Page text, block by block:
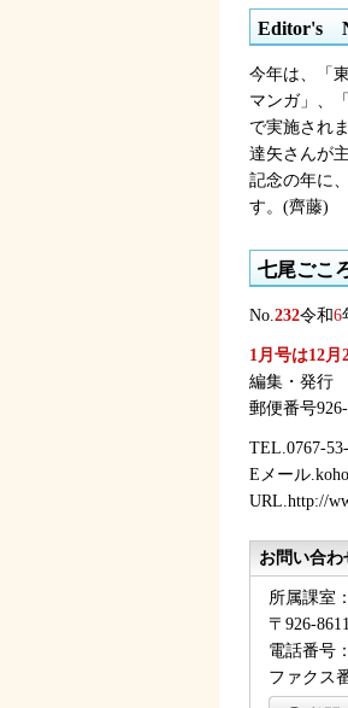
Editor's
今年は、「
マンガ」、
で実施され
達矢さんが
記念の年に
す。(齊藤)
七尾ごこ
No. 232令和6
1月号は12月
編集・発行
郵便番号926-
TEL.0767-
Eメール
URL.http://
お問い合わ
所属課室：
〒926-
電話番号
ファクス